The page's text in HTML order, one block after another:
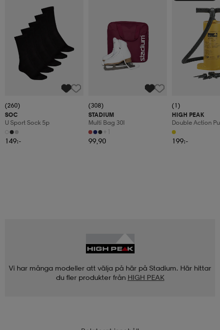
(260)
SOC
U Sport Sock 5p
149:-
(308)
STADIUM
Multi Bag 30l
+1
99,90
(1)
HIGH PEAK
Double Action
199:-
Vi har många modeller att välja på här på Stadium. Här hittar
du fler produkter från HIGH PEAK